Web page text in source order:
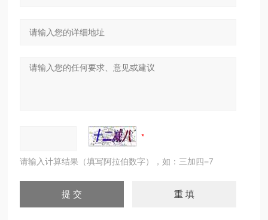
请输入计算结果（填写阿拉伯数字），如：三加四=7